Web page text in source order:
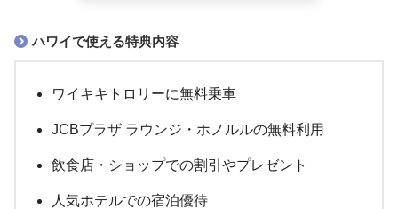
ハワイで使える特典内容
ワイキキトロリーに無料乗車
JCBプラザ ラウンジ・ホノルルの無料利用
飲食店・ショップでの割引やプレゼント
人気ホテルでの宿泊優待